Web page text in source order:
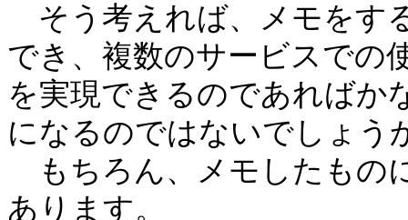
そう考えれば、メモをす
でき、複数のサービスでの
を実現できるのであればか
になるのではないでしょう
もちろん、メモしたもの
あります。